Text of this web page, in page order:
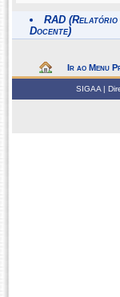
RAD (Relatório
Docente)
Ir ao Menu
SIGAA |